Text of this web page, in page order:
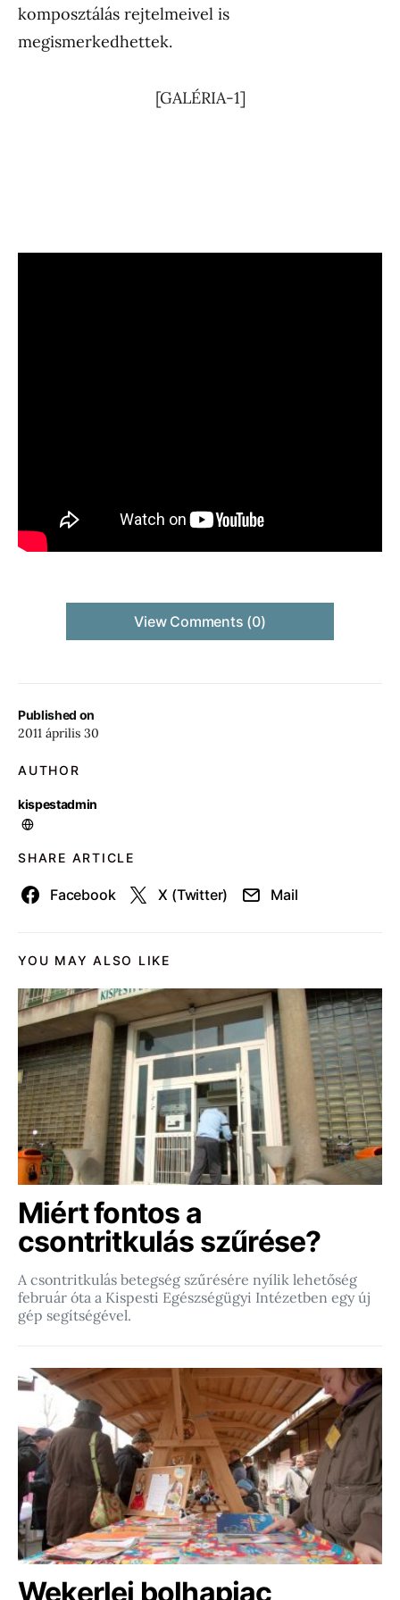
Published on
2011 április 30
AUTHOR
kispestadmin
SHARE ARTICLE
Facebook X (Twitter) Mail
komposztálás rejtelmeivel is
megismerkedhettek.
[GALÉRIA-1]
View Comments (0)
YOU MAY ALSO LIKE
Miért fontos a
csontritkulás szűrése?
A csontritkulás betegség szűrésére nyílik lehetőség
február óta a Kispesti Egészségügyi Intézetben egy új
gép segítségével.
Wekerlei bolhapiac